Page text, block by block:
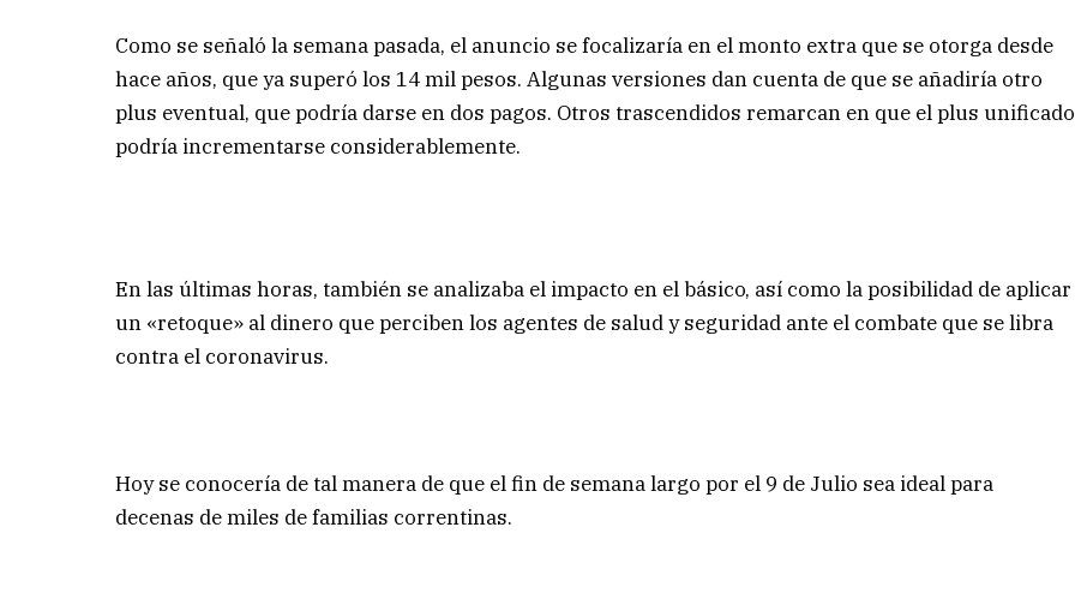
Como se señaló la semana pasada, el anuncio se focalizaría en el monto extra que se otorga desde
hace años, que ya superó los 14 mil pesos. Algunas versiones dan cuenta de que se añadiría otro
plus eventual, que podría darse en dos pagos. Otros trascendidos remarcan en que el plus unificado
podría incrementarse considerablemente.
En las últimas horas, también se analizaba el impacto en el básico, así como la posibilidad de aplicar
un «retoque» al dinero que perciben los agentes de salud y seguridad ante el combate que se libra
contra el coronavirus.
Hoy se conocería de tal manera de que el fin de semana largo por el 9 de Julio sea ideal para
decenas de miles de familias correntinas.